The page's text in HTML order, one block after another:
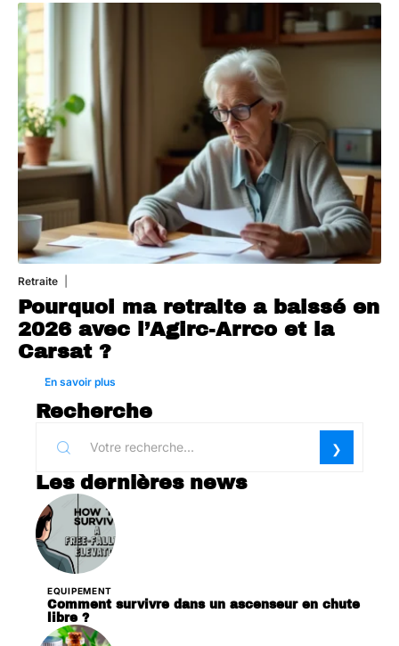
Retraite
Pourquoi ma retraite a baissé en
2026 avec l’Agirc-Arrco et la
Carsat ?
En savoir plus
Recherche
Les dernières news
EQUIPEMENT
Comment survivre dans un ascenseur en chute
libre ?